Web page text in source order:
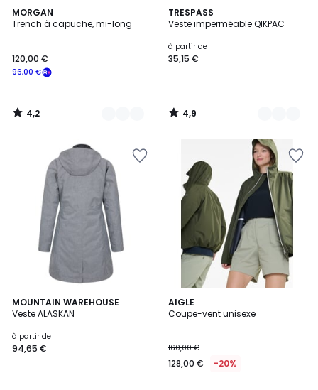
MORGAN
Trench à capuche, mi-long
96,00 €
120,00 €
4,2
/ 5
2
Couleurs
4,2
/
TRESPASS
Veste imperméable QIKPAC
à partir de
35,15 €
4,9
/ 5
2
Couleurs
4,9
/
MOUNTAIN WAREHOUSE
Veste ALASKAN
à partir de
94,65 €
4
/
3
Couleurs
AIGLE
Coupe-vent unisexe
160,00 €
128,00 € -20%
2
Couleurs